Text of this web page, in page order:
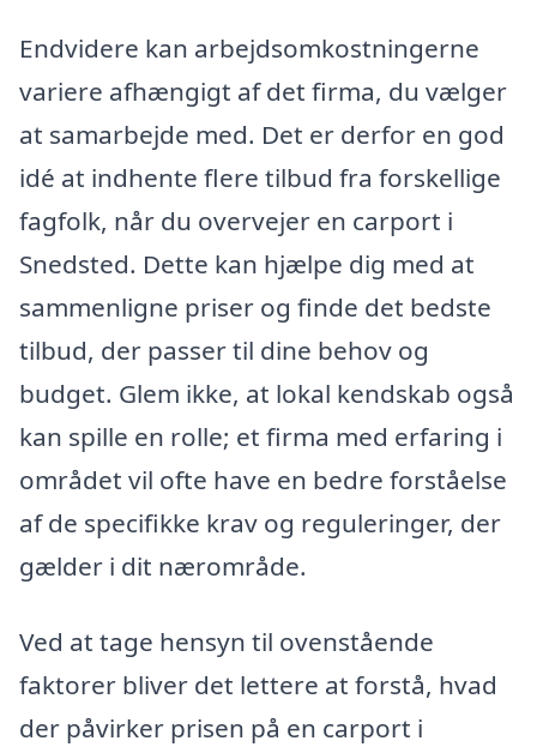
Endvidere kan arbejdsomkostningerne
variere afhængigt af det firma, du vælger
at samarbejde med. Det er derfor en god
idé at indhente flere tilbud fra forskellige
fagfolk, når du overvejer en carport i
Snedsted. Dette kan hjælpe dig med at
sammenligne priser og finde det bedste
tilbud, der passer til dine behov og
budget. Glem ikke, at lokal kendskab også
kan spille en rolle; et firma med erfaring i
området vil ofte have en bedre forståelse
af de specifikke krav og reguleringer, der
gælder i dit nærområde.
Ved at tage hensyn til ovenstående
faktorer bliver det lettere at forstå, hvad
der påvirker prisen på en carport i